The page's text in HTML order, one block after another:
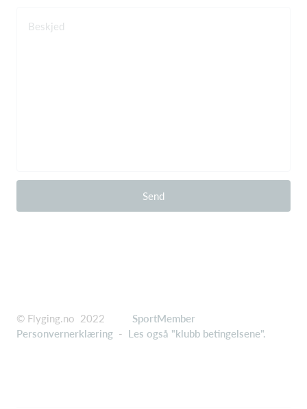
Beskjed
Send
© Flyging.no 2022 SportMember
Personvernerklæring - Les også "klubb betingelsene".